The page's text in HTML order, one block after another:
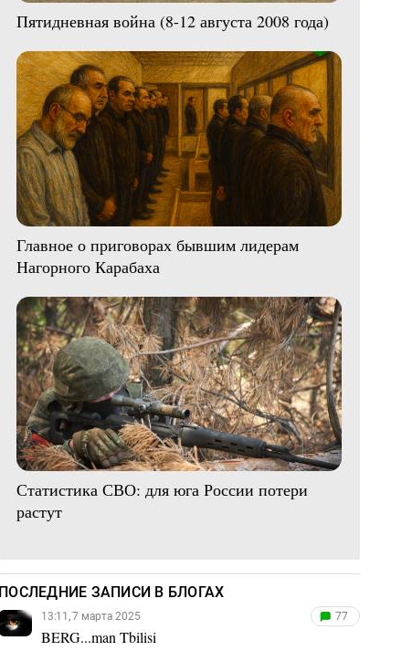
Пятидневная война (8-12 августа 2008 года)
Главное о приговорах бывшим лидерам
Нагорного Карабаха
Статистика СВО: для юга России потери
растут
ПОСЛЕДНИЕ ЗАПИСИ В БЛОГАХ
13:11, 7 марта 2025
BERG...man Tbilisi
77